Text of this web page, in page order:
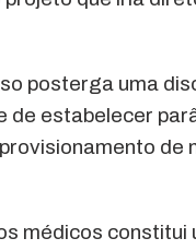
posterga uma
estabelecer
médicos